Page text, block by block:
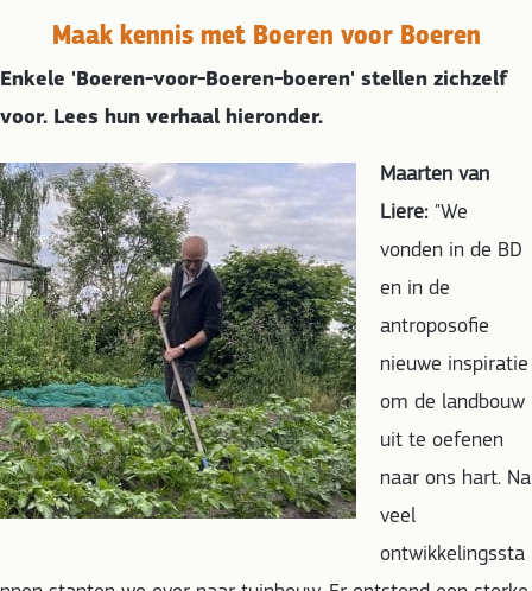
Maak kennis met Boeren voor Boeren
Enkele 'Boeren-voor-Boeren-boeren' stellen zichzelf
voor. Lees hun verhaal hieronder.
Maarten van
Liere: "We
vonden in de BD
en in de
antroposofie
nieuwe inspiratie
om de landbouw
uit te oefenen
naar ons hart. Na
veel
ontwikkelingssta